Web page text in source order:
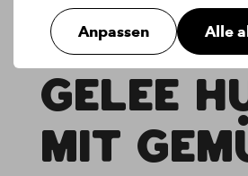
Anpassen Alle
GELEE
MIT